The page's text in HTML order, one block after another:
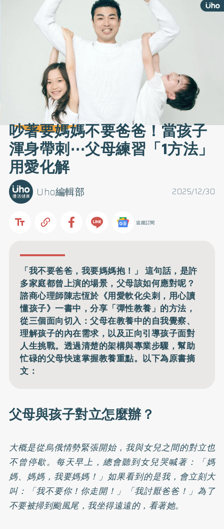
吵著要媽媽不要爸爸！當孩子
渾身帶刺⋯父母練習「1方法」
用愛化解
2025/12/30
Uho編輯部
追蹤訂閱
「我不要爸爸，我要媽媽抱！」 這句話，是許
多家庭都曾上演的場景，父母該如何應對呢？
諮商心理師陳志恆於《用愛軟化尖刺，用心讀
懂孩子》一書中，分享「彈性教養」的方法，
從三個面向切入：父母在教養中的自我覺察、
理解孩子的內在需求，以及正向引導孩子面對
人生挑戰。透過清楚的架構與專業步驟，幫助
忙碌的父母快速掌握教養重點。以下為原書摘
文：
父母與孩子對立怎麼辦？
大概是從烏俄情勢緊張開始，我與女兒之間的對立也
不曾停歇。每天早上，總會聽到女兒哭喊著：「媽
媽、媽媽，我要媽媽！」如果看到的是我，會立刻大
叫：「我不要你！你走開！」「我討厭爸爸！」為了
不要被掃到颱風尾，我坐得遠遠的，看著她。